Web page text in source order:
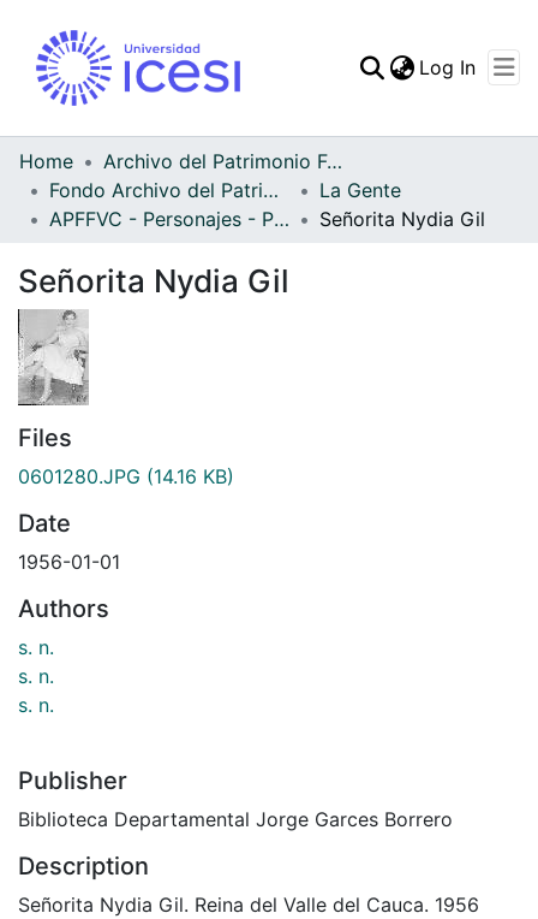
Statistics
Log In
Home
Archivo del Patrimonio Fotográfico y Fílmico del Valle del Cauca
Fondo Archivo del Patrimonio Fotográfico y Fílmico del Valle del Cauca
La Gente
APFFVC - Personajes - Patrimonial
Señorita Nydia Gil
Señorita Nydia Gil
Files
0601280.JPG (14.16 KB)
Date
1956-01-01
Authors
s. n.
s. n.
s. n.
Publisher
Biblioteca Departamental Jorge Garces Borrero
Description
Señorita Nydia Gil. Reina del Valle del Cauca. 1956